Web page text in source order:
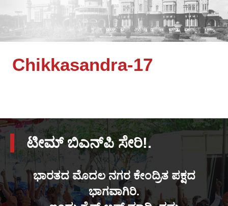
Chikkasandra-17
ಟೀಮ್ ಬಿಎನ್‌ಪಿ ಸೇರಿ!.
ಭಾರತದ ಮೊದಲ ನಗರ ಕೇಂದ್ರಿತ ಪಕ್ಷದ
ಭಾಗವಾಗಿರಿ.